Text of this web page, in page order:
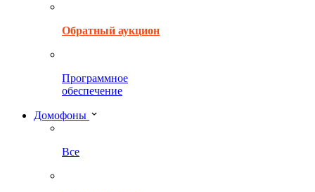
Обратный аукцион
Программное
обеспечение
Домофоны
Все